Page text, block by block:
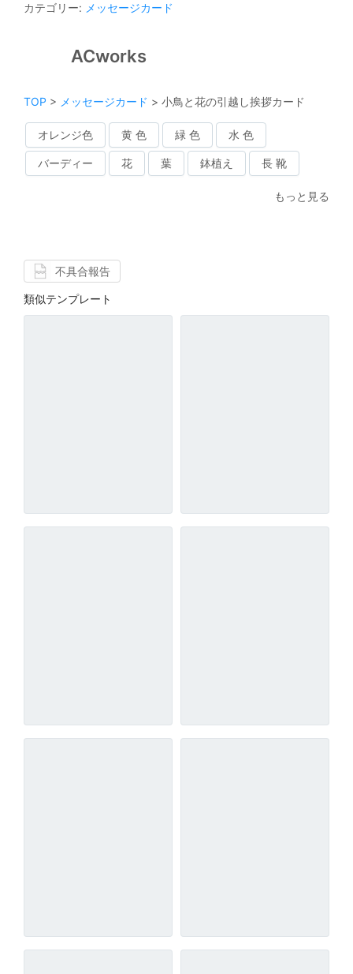
カテゴリー: メッセージカード
ACworks
TOP > メッセージカード > 小鳥と花の引越し挨拶カード
オレンジ色 黄 色 緑 色 水 色
バーディー 花 葉 鉢植え 長 靴
もっと見る
不具合報告
類似テンプレート